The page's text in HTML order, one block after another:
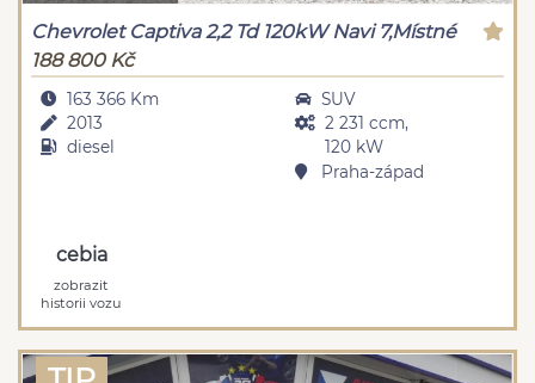
Chevrolet Captiva 2,2 Td 120kW Navi 7,Místné
188 800 Kč
163 366 Km
2013
diesel
SUV
2 231 ccm,
120 kW
Praha-západ
cebia
zobrazit
historii vozu